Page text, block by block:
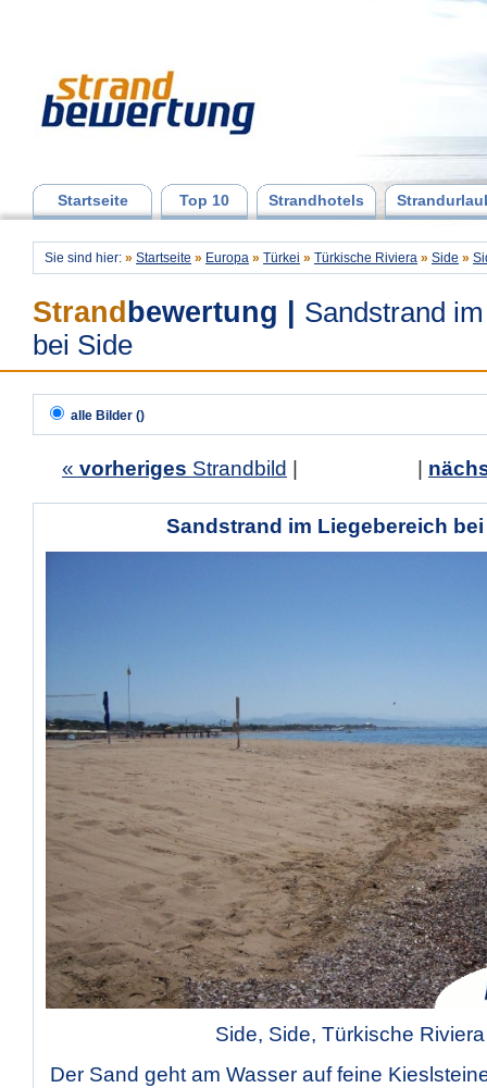
Startseite Top 10 Strandhotels
Sie sind hier: » Startseite » Europa » Türkei » Türkische Riviera » Side »
Strand bewertung
Sandstrand
bei Side
alle Bilder ()
« vorheriges Strandbild
Sandstrand im Liegebereich
Side, Side, Türkische Riviera
Der Sand geht am Wasser auf feine